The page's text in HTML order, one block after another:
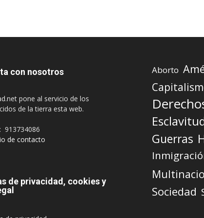
con nosotros
pone al servicio de los
de la tierra esta web.
913734086
de contacto
de privacidad, cookies y
Aborto
Guerras
Sociedad